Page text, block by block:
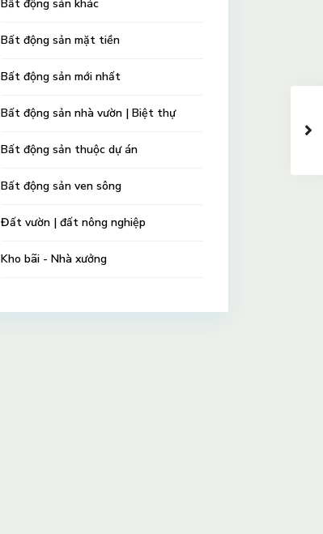
Bất động sản khác
Bất động sản mặt tiền
Bất động sản mới nhất
Bất động sản nhà vườn | Biệt thự
Bất động sản thuộc dự án
Bất động sản ven sông
Đất vườn | đất nông nghiệp
Kho bãi - Nhà xưởng